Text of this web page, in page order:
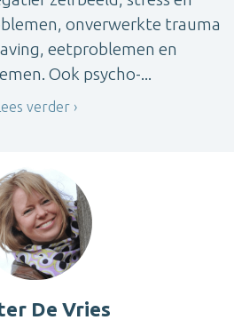
onverwerkte trauma
eetproblemen en
Ook psycho-...
verder
De Vries